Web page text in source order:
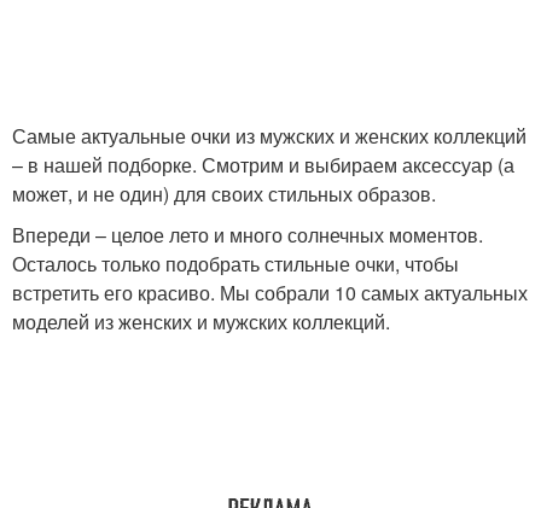
Самые актуальные очки из мужских и женских коллекций
– в нашей подборке. Смотрим и выбираем аксессуар (а
может, и не один) для своих стильных образов.
Впереди – целое лето и много солнечных моментов.
Осталось только подобрать стильные очки, чтобы
встретить его красиво. Мы собрали 10 самых актуальных
моделей из женских и мужских коллекций.